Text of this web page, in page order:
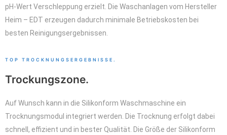
pH-Wert Verschleppung erzielt. Die Waschanlagen vom Hersteller
Heim – EDT erzeugen dadurch minimale Betriebskosten bei
besten Reinigungsergebnissen.
TOP TROCKNUNGSERGEBNISSE.
Trockungszone.
Auf Wunsch kann in die Silikonform Waschmaschine ein
Trocknungsmodul integriert werden. Die Trocknung erfolgt dabei
schnell, effizient und in bester Qualität. Die Größe der Silikonform